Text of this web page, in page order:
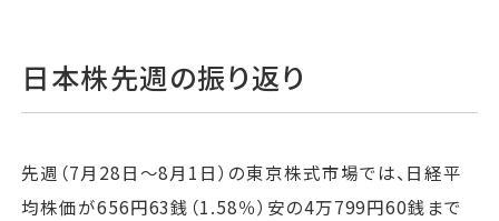
日本株先週の振り返り
先週（7月28日～8月1日）の東京株式市場では、日経平
均株価が656円63銭（1.58％）安の4万799円60銭まで